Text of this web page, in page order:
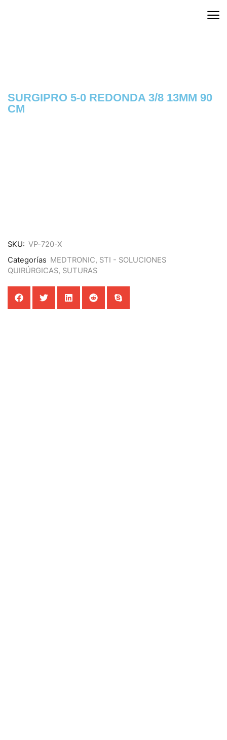
SURGIPRO 5-0 REDONDA 3/8 13MM 90
CM
SKU: VP-720-X
Categorías MEDTRONIC, STI - SOLUCIONES
QUIRÚRGICAS, SUTURAS